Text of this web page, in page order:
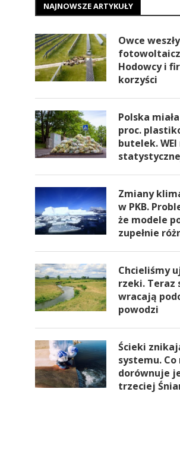
NAJNOWSZE ARTYKUŁY
Owce
Hodowcy i
korzyści
Polska
proc.
butelek.
Zmiany
w PKB.
że modele
zupełnie
Chcieliśmy
rzeki. Teraz
wracają
powodzi
Ścieki
systemu.
dorównuje
trzeciej